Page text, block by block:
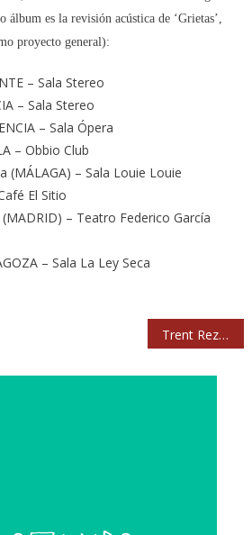
álbum es la revisión acústica de ‘Grietas’,
proyecto general):
– Sala Stereo
– Sala Stereo
– Sala Ópera
– Obbio Club
(MÁLAGA) – Sala Louie Louie
El Sitio
– Teatro Federico García
– Sala La Ley Seca
Trent Reznor y Dave Grohl, en el próximo álbum de Queens of the Stone Age